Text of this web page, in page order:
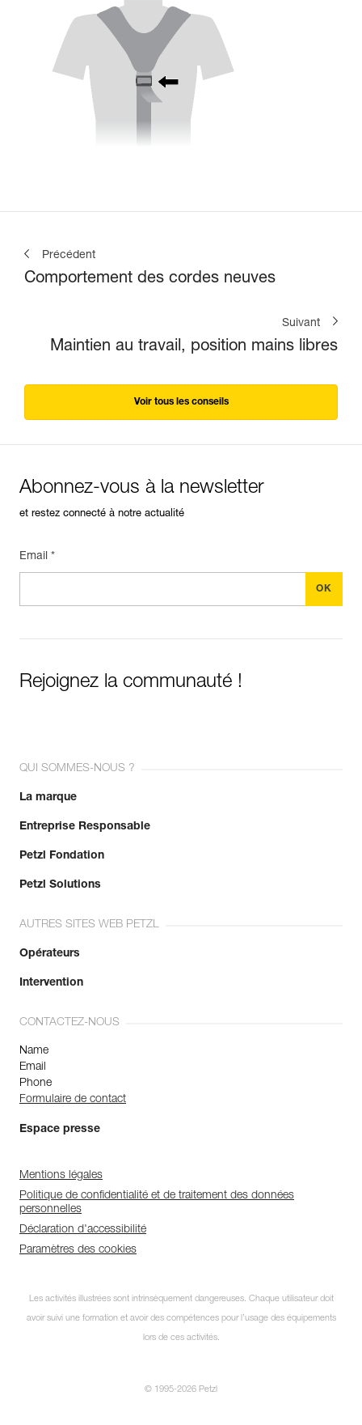
Précédent
Comportement des cordes neuves
Suivant
Maintien au travail, position mains libres
Voir tous les conseils
Abonnez-vous à la newsletter
et restez connecté à notre actualité
Email *
Rejoignez la communauté !
QUI SOMMES-NOUS ?
La marque
Entreprise Responsable
Petzl Fondation
Petzl Solutions
AUTRES SITES WEB PETZL
Opérateurs
Intervention
CONTACTEZ-NOUS
Name
Email
Phone
Formulaire de contact
Espace presse
Mentions légales
Politique de confidentialité et de traitement des données
personnelles
Déclaration d'accessibilité
Paramètres des cookies
Les activités illustrées sont intrinsèquement dangereuses. Chaque utilisateur doit
avoir suivi une formation et avoir des compétences pour l’usage des équipements
lors de ces activités.
© 1995-2026 Petzl